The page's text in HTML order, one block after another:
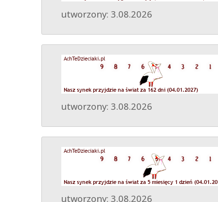
utworzony: 3.08.2026
utworzony: 3.08.2026
utworzony: 3.08.2026